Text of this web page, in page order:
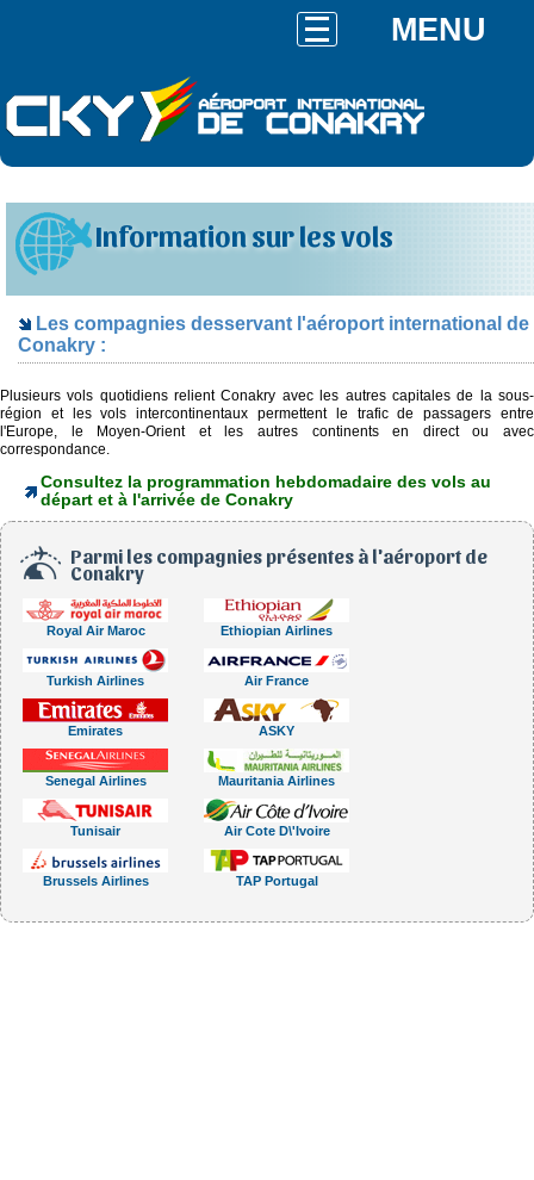
MENU
Information sur les vols
Les compagnies desservant l'aéroport international de
Conakry :
Plusieurs vols quotidiens relient Conakry avec les autres capitales de la sous-
région et les vols intercontinentaux permettent le trafic de passagers entre
l'Europe, le Moyen-Orient et les autres continents en direct ou avec
correspondance.
Consultez la programmation hebdomadaire des vols au
départ et à l'arrivée de Conakry
Parmi les compagnies présentes à l'aéroport de
Conakry
Royal Air Maroc Ethiopian Airlines
Turkish Airlines Air France
Emirates ASKY
Senegal Airlines Mauritania Airlines
Tunisair Air Cote D\'Ivoire
Brussels Airlines TAP Portugal